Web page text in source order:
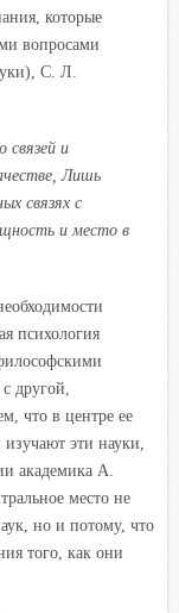
которые
вопросами
С. Л.
связей и
Лишь
связях с
и место в
психология
другой,
что в центре ее
эти науки,
академика А.
место не
но и потому, что
того, как они